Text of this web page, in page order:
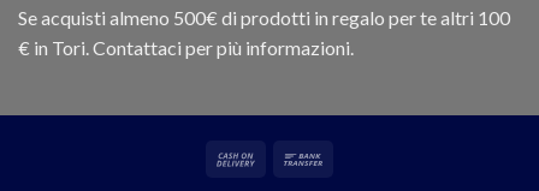
Se acquisti almeno 500€ di prodotti in regalo per te altri 100
€ in Tori. Contattaci per più informazioni.